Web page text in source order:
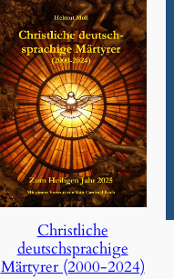
Christliche
deutschsprachige
Märtyrer (2000-2024)